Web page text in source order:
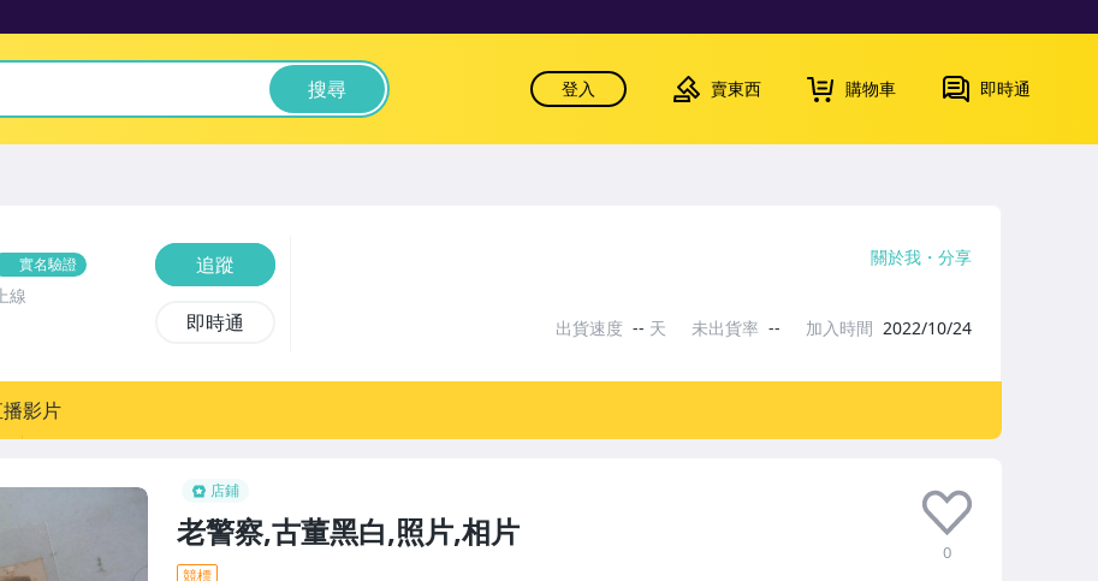
搜尋 登入 賣東西 購物車 即時通
店鋪
老警察,古董黑白,照片,相片
0
競標
實名驗證
線
追蹤
即時通
關於我 分享
出貨速度 -- 天 未出貨率 -- 加入時間 2022/10/24
影片